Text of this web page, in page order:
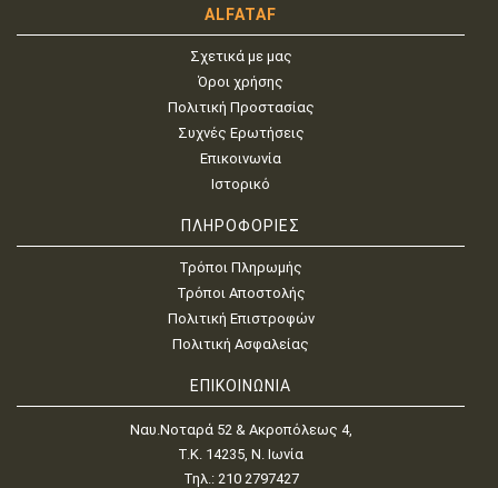
ALFATAF
Σχετικά με μας
Όροι χρήσης
Πολιτική Προστασίας
Συχνές Ερωτήσεις
Επικοινωνία
Ιστορικό
ΠΛΗΡΟΦΟΡΙΕΣ
Τρόποι Πληρωμής
Τρόποι Αποστολής
Πολιτική Επιστροφών
Πολιτική Ασφαλείας
ΕΠΙΚΟΙΝΩΝΙΑ
Ναυ.Νοταρά 52 & Ακροπόλεως 4,
Τ.Κ. 14235, Ν. Ιωνία
Τηλ.: 210 2797427